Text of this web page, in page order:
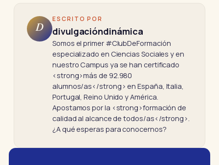
D
ESCRITO POR
divulgacióndinámica
Somos el primer #ClubDeFormación
especializado en Ciencias Sociales y en
nuestro Campus ya se han certificado
<strong>más de 92.980
alumnos/as</strong> en España, Italia,
Portugal, Reino Unido y América.
Apostamos por la <strong>formación de
calidad al alcance de todos/as</strong>.
¿A qué esperas para conocernos?